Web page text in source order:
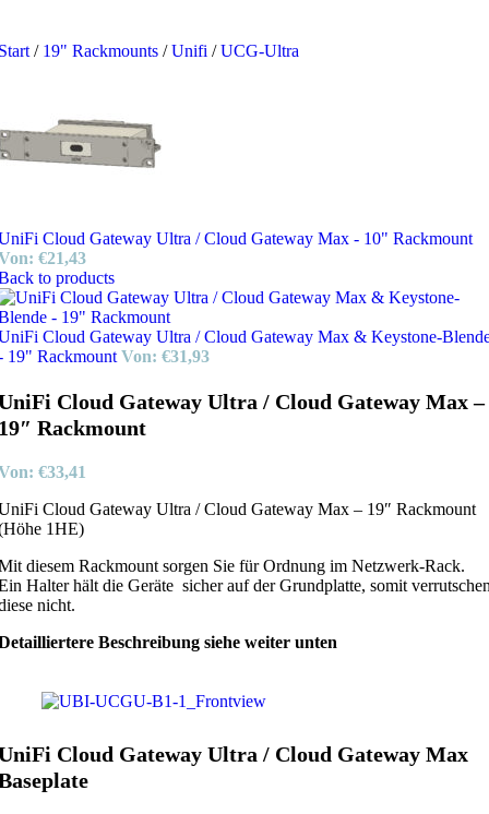
/ 19" Rackmounts / Unifi / UCG-Ultra
Cloud Gateway Ultra / Cloud Gateway Max - 10" Rackmount
€21,43
to products
Cloud Gateway Ultra / Cloud Gateway Max & Keystone-
19" Rackmount Von: €31,93
Cloud Gateway Ultra / Cloud Gateway Max –
Rackmount
€33,41
Cloud Gateway Ultra / Cloud Gateway Max – 19″ Rackmount
1HE)
diesem Rackmount sorgen Sie für Ordnung im Netzwerk-Rack.
Halter hält die Geräte sicher auf der Grundplatte, somit
nicht.
Beschreibung siehe weiter unten
Cloud Gateway Ultra / Cloud Gateway Max